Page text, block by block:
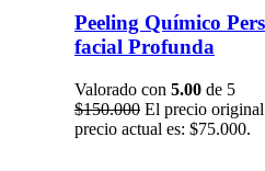
Peeling Químico
facial Profunda
Valorado con 5.00 de 5
$150.000 El precio
precio actual es: $75.000.